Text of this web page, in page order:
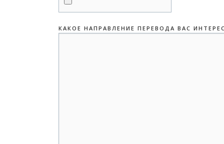
КАКОЕ НАПРАВЛЕНИЕ ПЕРЕВОДА ВАС